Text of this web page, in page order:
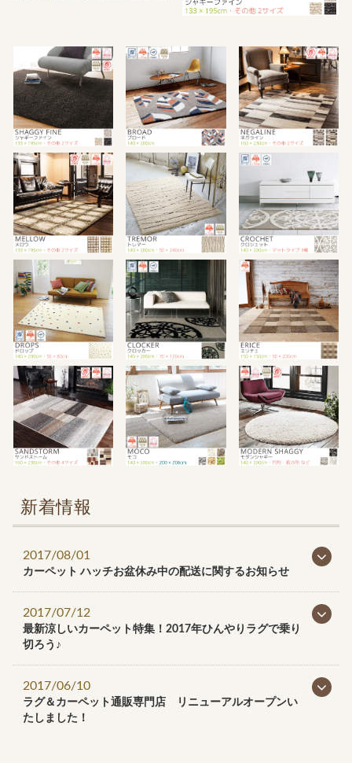
新着情報
2017/08/01
カーペット ハッチお盆休み中の配送に関するお知らせ
2017/07/12
最新涼しいカーペット特集！2017年ひんやりラグで乗り
切ろう♪
2017/06/10
ラグ＆カーペット通販専門店 リニューアルオープンい
たしました！